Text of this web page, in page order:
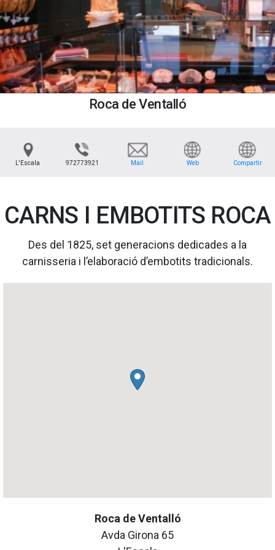
Roca de Ventalló
L'Escala 972773921 Mail Web Compartir
CARNS I EMBOTITS ROCA
Des del 1825, set generacions dedicades a la
carnisseria i l’elaboració d’embotits tradicionals.
Roca de Ventalló
Avda Girona 65